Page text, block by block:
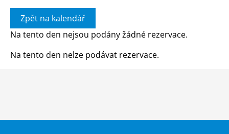
Zpět na kalendář
Na tento den nejsou podány žádné rezervace.
Na tento den nelze podávat rezervace.